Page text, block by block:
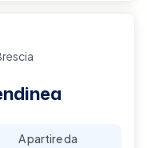
A partire da